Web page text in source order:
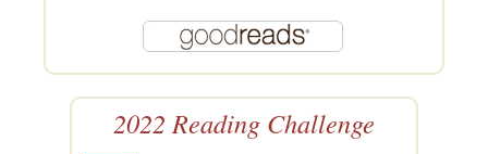
2022 Reading Challenge